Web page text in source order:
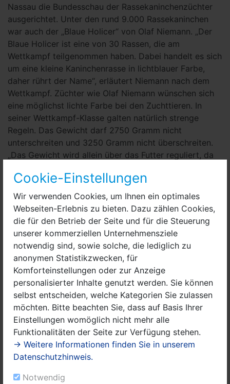
Cookie-Einstellungen
Wir verwenden Cookies, um Ihnen ein optimales
Webseiten-Erlebnis zu bieten. Dazu zählen Cookies,
die für den Betrieb der Seite und für die Steuerung
unserer kommerziellen Unternehmensziele
notwendig sind, sowie solche, die lediglich zu
anonymen Statistikzwecken, für
Komforteinstellungen oder zur Anzeige
personalisierter Inhalte genutzt werden. Sie können
selbst entscheiden, welche Kategorien Sie zulassen
möchten. Bitte beachten Sie, dass auf Basis Ihrer
Einstellungen womöglich nicht mehr alle
Funktionalitäten der Seite zur Verfügung stehen.
→ Weitere Informationen finden Sie in unserem
Datenschutzhinweis.
Notwendig
Nassau die Bundesschau der Rassekaninchenzüchter
ausgerichtet. Unter den rund 9.000 Rassekaninchen
war auch der „Blaue Holicer“ von Olaf Niemann. „Der
Blaue Holicer ist eine von 30 Rassen, die am
Wettkampf teilgenommen haben. Dabei handelt es sich
um eine kleine Kaninchenrasse in lichtblauer Farbe,
daher rührt der Name“, erläutert Niemann nach dem
Wettkampf. Züchter wie Olaf Niemann wünschen sich
eine möglichst lichte Farbe bei den Zuchttieren. In
seiner Wettkampf-Klasse galten natürlich strenge
Regeln. Das Gewicht darf 2750 Gramm nicht
unterschreiten und 3250 Gramm nicht überschreiten.
„Das Gewicht wird allein über das Futter reguliert, da
weniger oder mehr verfüttert werden muss“, berichtet
er.
Traditionell trägt das Zuchttier, das für den Wettkampf
„fit“ gemacht wird, den Namen „Bolle“. So auch der
Rammler von Olaf Niemann, der sich jedes Jahr über
rund 30 „Neuzugänge“ freut, schließlich ist er
professioneller Züchter. „Da wird es etwas schwierig,
sich für die vielen Tiere jedes Jahr sämtliche Namen zu
merken“, gesteht er. „So ein ‚Gewinner-Bolle‘ erhält
aber traditionell das Gnadenbrot, soll heißen, er landet
nicht im Kochtopf wie seine Stallgenossen. Im Schnitt
werden die Rammler etwa sieben bis zehn Jahre alt. Im
Stall halte ich einen Stamm von 30 bis 40 Tieren, der
Rest wird verkauft.“ Seit 2013 übt Olaf Niemann nun
schon sein Hobby aus. Auch das Jagen gehört dazu.
Unterstützung bei der Kaninchenzucht bekommt er